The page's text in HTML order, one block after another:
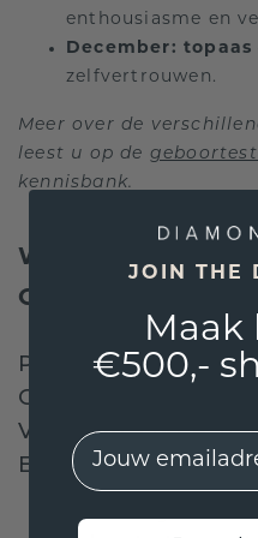
enthousiasme en
December: topaas
zelfvertrouwen.
Meer over de
leest u op de
kennisbank.
WAAROM
GEBOORTESTEEN
PERSOONLIJK EN
GEBOORTESTEEN
VERHAAL OVER JE
EIGENSCHAPPEN
Persoonlijk en
JOIN THE
Maak
€500,-
EMail